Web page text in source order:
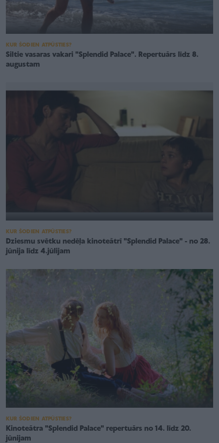
KUR ŠODIEN ATPŪSTIES?
Siltie vasaras vakari "Splendid Palace". Repertuārs līdz 8.
augustam
KUR ŠODIEN ATPŪSTIES?
Dziesmu svētku nedēļa kinoteātrī "Splendid Palace" - no 28.
jūnija līdz 4.jūlijam
KUR ŠODIEN ATPŪSTIES?
Kinoteātra "Splendid Palace" repertuārs no 14. līdz 20.
jūnijam